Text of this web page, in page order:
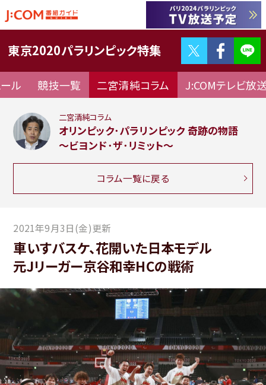
東京2020パラリンピック特集
ル 競技一覧 二宮清純コラム J:COMテレビ放
Twitter
二宮清純コラム
オリンピック･パラリンピック 奇跡の物語
～ビヨンド･ザ･リミット～
コラム一覧に戻る
2021年9月3日(金)更新
車いすバスケ、花開いた日本モデル
元Jリーガー京谷和幸HCの戦術